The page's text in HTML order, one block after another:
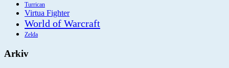
Turrican
Virtua Fighter
World of Warcraft
Zelda
Arkiv